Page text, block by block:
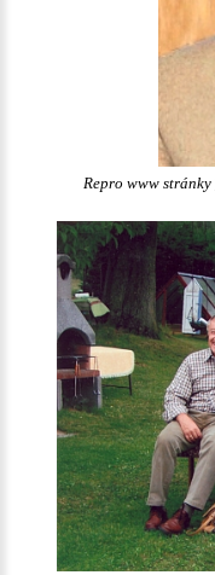
Repro www stránky